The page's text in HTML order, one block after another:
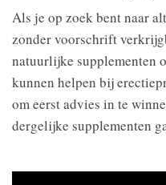
Als je op zoek bent naar
zonder voorschrift
natuurlijke supplementen
kunnen helpen bij
om eerst advies in te
dergelijke supplementen